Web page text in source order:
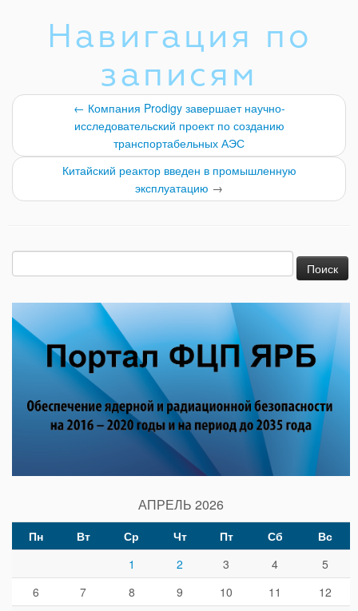
Навигация по
записям
← Компания Prodigy завершает научно-
исследовательский проект по созданию
транспортабельных АЭС
Китайский реактор введен в промышленную
эксплуатацию →
АПРЕЛЬ 2026
Пн Вт Ср Чт Пт Сб
Вс
1
2 3 4
5
6
7 8 9 10 11
12